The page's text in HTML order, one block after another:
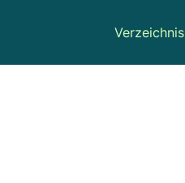
Verzeichnis